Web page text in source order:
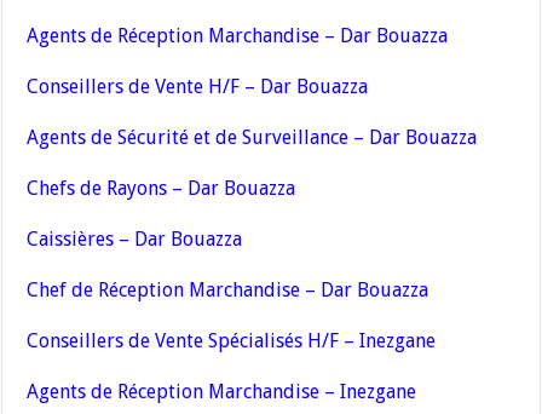
Agents de Réception Marchandise – Dar Bouazza
Conseillers de Vente H/F – Dar Bouazza
Agents de Sécurité et de Surveillance – Dar Bouazza
Chefs de Rayons – Dar Bouazza
Caissières – Dar Bouazza
Chef de Réception Marchandise – Dar Bouazza
Conseillers de Vente Spécialisés H/F – Inezgane
Agents de Réception Marchandise – Inezgane